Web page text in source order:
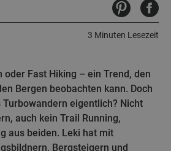
3 Minuten Lesezeit
oder Fast Hiking – ein Trend, den
Bergen beobachten kann. Doch
eigentlich? Nicht
auch kein Trail Running,
aus beiden. Leki hat mit
Bergsteigern und